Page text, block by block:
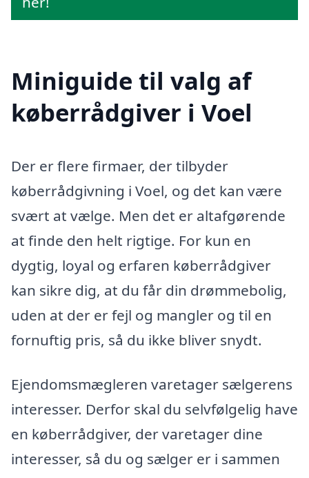
Miniguide til valg af
køberrådgiver i Voel
Der er flere firmaer, der tilbyder
køberrådgivning i Voel, og det kan være
svært at vælge. Men det er altafgørende
at finde den helt rigtige. For kun en
dygtig, loyal og erfaren køberrådgiver
kan sikre dig, at du får din drømmebolig,
uden at der er fejl og mangler og til en
fornuftig pris, så du ikke bliver snydt.
Ejendomsmægleren varetager sælgerens
interesser. Derfor skal du selvfølgelig have
en køberrådgiver, der varetager dine
interesser, så du og sælger er i sammen